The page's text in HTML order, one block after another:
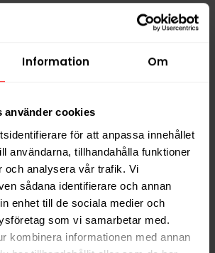
Information Om
använder cookies
för att anpassa innehållet
användarna, tillhandahålla funktioner
och analysera vår trafik. Vi
sådana identifierare och annan
enhet till de sociala medier och
som vi samarbetar med.
kombinera informationen med annan
och är bland annat känt
prillpåsar och dosor med
frånLundgrens
smakenBär,Traditionell
White Portion